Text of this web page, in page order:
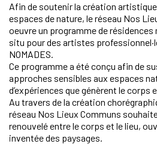
Afin de soutenir la création
espaces de nature, le réseau Nos
oeuvre un programme de
situ pour des artistes
NOMADES.
Ce programme a été conçu afin de
approches sensibles aux espaces
d’expériences que génèrent le corps
Au travers de la création
réseau Nos Lieux Communs
renouvelé entre le corps et le lieu,
inventée des paysages.